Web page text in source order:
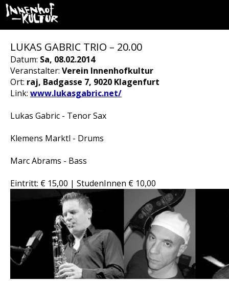
LUKAS GABRIC TRIO – 20.00
Datum: Sa, 08.02.2014
Veranstalter: Verein Innenhofkultur
Ort: raj, Badgasse 7, 9020 Klagenfurt
Link: www.lukasgabric.net/
Lukas Gabric - Tenor Sax
Klemens Marktl - Drums
Marc Abrams - Bass
Eintritt: € 15,00 | StudenInnen € 10,00